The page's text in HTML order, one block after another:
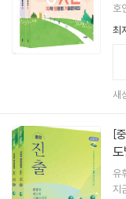
호
최
새
[
유
지